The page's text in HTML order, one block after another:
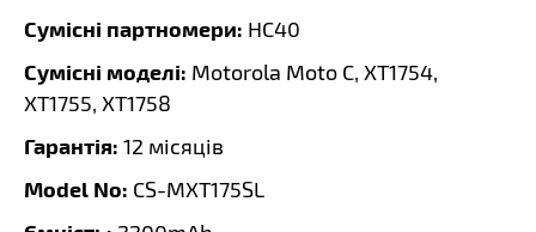
Сумісні партномери: HC40
Сумісні моделі: Motorola Moto C, XT1754,
XT1755, XT1758
Гарантія: 12 місяців
Model No: CS-MXT175SL